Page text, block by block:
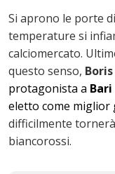
Si aprono le porte
temperature si
calciomercato.
questo senso,
protagonista a Bari
eletto come miglior
difficilmente
biancorossi.